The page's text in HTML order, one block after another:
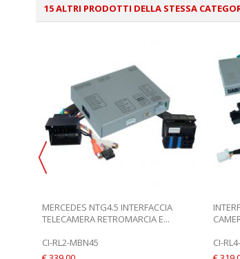
15 ALTRI PRODOTTI DELLA STESSA
MERCEDES NTG4.5 INTERFACCIA
TELECAMERA RETROMARCIA E...
CI-RL2-MBN45
CI-